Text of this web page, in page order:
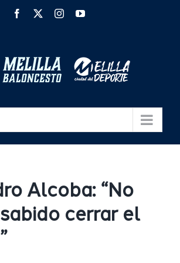
Facebook InstagramYouTube
Alcoba: “No
cerrar el